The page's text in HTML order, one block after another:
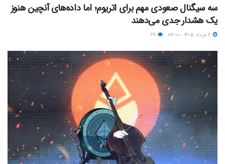
سه سیگنال صعودی مهم برای اتریوم؛ اما داده‌های آنچین هنوز
یک هشدار جدی می‌دهند